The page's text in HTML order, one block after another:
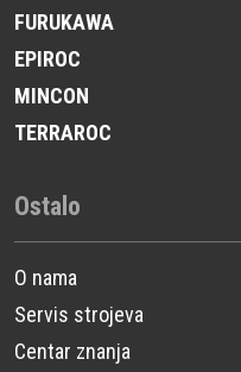
FURUKAWA
EPIROC
MINCON
TERRAROC
Ostalo
O nama
Servis strojeva
Centar znanja